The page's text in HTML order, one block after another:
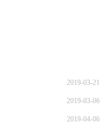
2019-03-21
2019-03-06
2019-04-06